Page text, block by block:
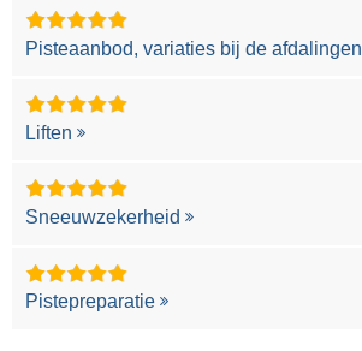
Pisteaanbod, variaties bij de afdalingen
Liften
Sneeuwzekerheid
Pistepreparatie